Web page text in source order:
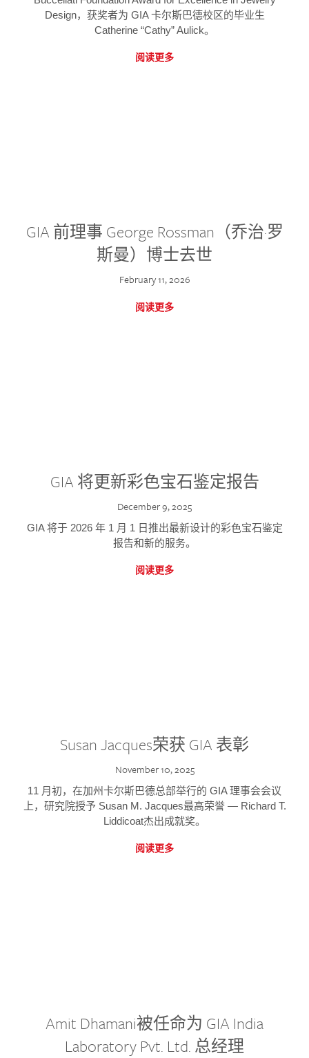
Design，获奖者为 GIA 卡尔斯巴德校区的毕业生
Catherine “Cathy” Aulick。
阅读更多
GIA 前理事 George Rossman（乔治·罗
斯曼）博士去世
February 11, 2026
阅读更多
GIA 将更新彩色宝石鉴定报告
December 9, 2025
GIA 将于 2026 年 1 月 1 日推出最新设计的彩色宝石鉴定
报告和新的服务。
阅读更多
Susan Jacques荣获 GIA 表彰
November 10, 2025
11 月初，在加州卡尔斯巴德总部举行的 GIA 理事会会议
上，研究院授予 Susan M. Jacques最高荣誉 — Richard T.
Liddicoat杰出成就奖。
阅读更多
Amit Dhamani被任命为 GIA India
Laboratory Pvt. Ltd. 总经理